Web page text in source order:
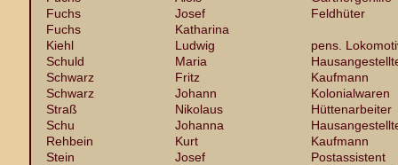
Fuchs
Josef
Feldhüter
Fuchs
Katharina
Kiehl
Ludwig
pens.
Schuld
Maria
Schwarz
Fritz
Kaufmann
Schwarz
Johann
Kolonialwaren
Straß
Nikolaus
Hüttenarbeiter
Schu
Johanna
Rehbein
Kurt
Kaufmann
Stein
Josef
Postassistent